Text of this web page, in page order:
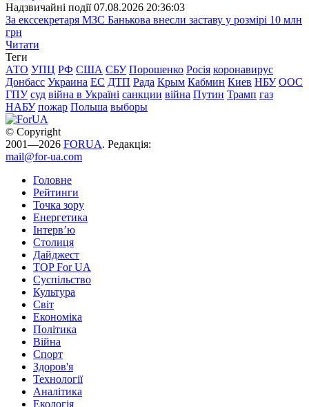
Надзвичайні події 07.08.2026 20:36:03
За екссекретаря МЗС Банькова внесли заставу у розмірі 10 млн
грн
Читати
Теги
АТО УПЦ РФ США СБУ Порошенко Росія коронавирус
Донбасс Украина ЕС ДТП Рада Крым Кабмин Киев НБУ ООС
ГПУ суд війна в Україні санкции війна Путин Трамп газ
НАБУ пожар Польша выборы
© Copyright
2001—2026 FORUA. Редакція:
mail@for-ua.com
Головне
Рейтинги
Точка зору
Енергетика
Інтерв’ю
Столиця
Дайджест
TOP For UA
Суспiльство
Культура
Світ
Економіка
Політика
Війна
Спорт
Здоров'я
Технології
Аналітика
Екологія